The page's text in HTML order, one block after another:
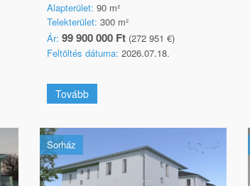
Alapterület: 90 m²
Telekterület: 300 m²
Ár: 99 900 000 Ft (272 951 €)
Feltöltés dátuma: 2026.07.18.
Tovább
Sorház